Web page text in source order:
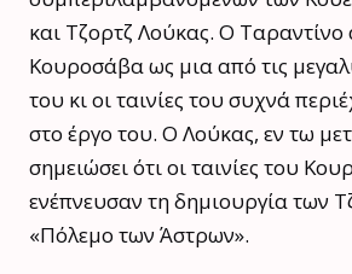
και Τζορτζ Λούκας. Ο Ταραντίνο
Κουροσάβα ως μια από τις
του κι οι ταινίες του συχνά
στο έργο του. Ο Λούκας, εν τω
σημειώσει ότι οι ταινίες του
ενέπνευσαν τη δημιουργία των
«Πόλεμο των Άστρων».